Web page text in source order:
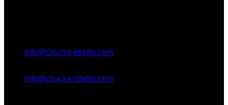
info@csucsa-studio.com
info@csucsa-studio.com